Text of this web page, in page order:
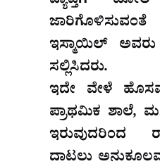
ಇಸ್ಮಾಯಿಲ್
ಸಲ್ಲಿಸಿದರು.
ಇದೇ ವೇಳೆ
ಪ್ರಾಥಮಿಕ ಶಾಲೆ,
ಇರುವುದರಿಂದ
ದಾಟಲು